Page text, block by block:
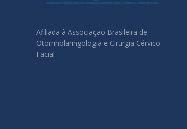
Afiliada à Associação Brasileira de
Otorrinolaringologia e Cirurgia Cérvico-
Facial